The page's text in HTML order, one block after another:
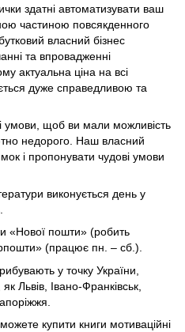
здатні автоматизувати ваш
частиною повсякденного
власний бізнес
та впровадженні
актуальна ціна на всі
дуже справедливою та
умови, щоб ви мали можливість
недорого. Наш власний
і пропонувати чудові умови
виконується день у
«Нової пошти» (робить
(працює пн. – сб.).
у точку України,
Львів, Івано-Франківськ,
купити книги мотиваційні